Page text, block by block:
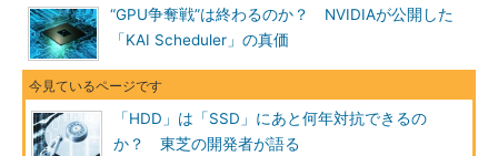
“GPU争奪戦”は終わるのか？ NVIDIAが公開した
「KAI Scheduler」の真価
「HDD」は「SSD」にあと何年対抗できるの
か？ 東芝の開発者が語る